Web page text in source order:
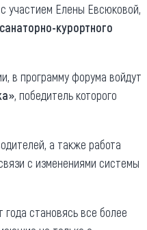
участием Елены Евсюковой,
курортного
в программу форума войдут
, победитель которого
а также работа
с изменениями системы
становясь все более